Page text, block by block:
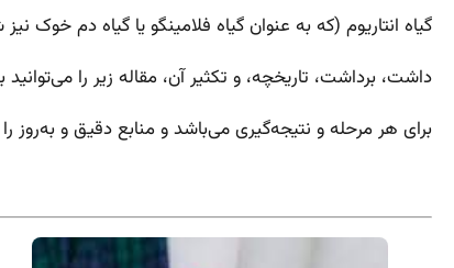
گیاه انتاریوم (که به عنوان گیاه فلامینگو یا گیاه دم خوک
داشت، برداشت، تاریخچه، و تکثیر آن، مقاله زیر را
برای هر مرحله و نتیجه‌گیری می‌باشد و منابع دقیق و به‌روز